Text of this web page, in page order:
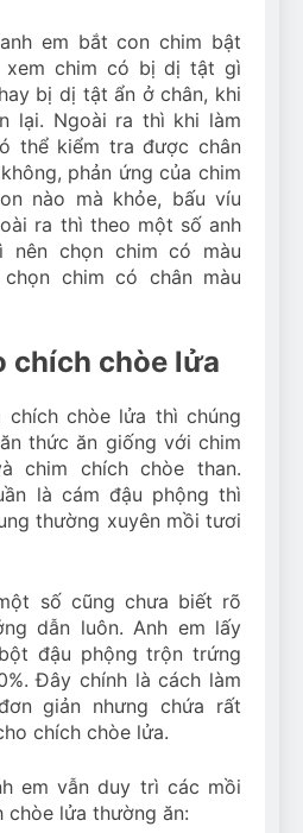
em bắt con chim bật
xem chim có bị dị tật gì
bị dị tật ẩn ở chân, khi
lại. Ngoài ra thì khi làm
thể kiểm tra được chân
phản ứng của chim
nào mà khỏe, bấu víu
ra thì theo một số anh
nên chọn chim có màu
chim có chân màu
chích chòe lửa
chích chòe lửa thì chúng
thức ăn giống với chim
chim chích chòe than.
là cám đậu phộng thì
thường xuyên mồi tươi
số cũng chưa biết rõ
dẫn luôn. Anh em lấy
đậu phộng trộn trứng
Đây chính là cách làm
giản nhưng chứa rất
chích chòe lửa.
em vẫn duy trì các mồi
lửa thường ăn: